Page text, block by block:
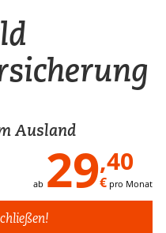
Ausland
ab 29,40
€pro Monat